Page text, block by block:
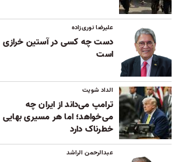
علیرضا نوری‌زاده
دست چه کسی در آستین خرازی
است
الداد شویت
ترامپ می‌داند از ایران چه
می‌خواهد؛ اما هر مسیری بهایی
خطرناک دارد
عبدالرحمن الراشد